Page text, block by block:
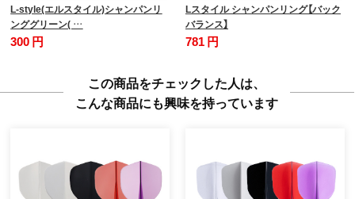
L-style(エルスタイル)シャンパンリ
ンググリーン( …
300 円
Lスタイル シャンパンリング【バック
バランス】
781 円
この商品をチェックした人は、
こんな商品にも興味を持っています